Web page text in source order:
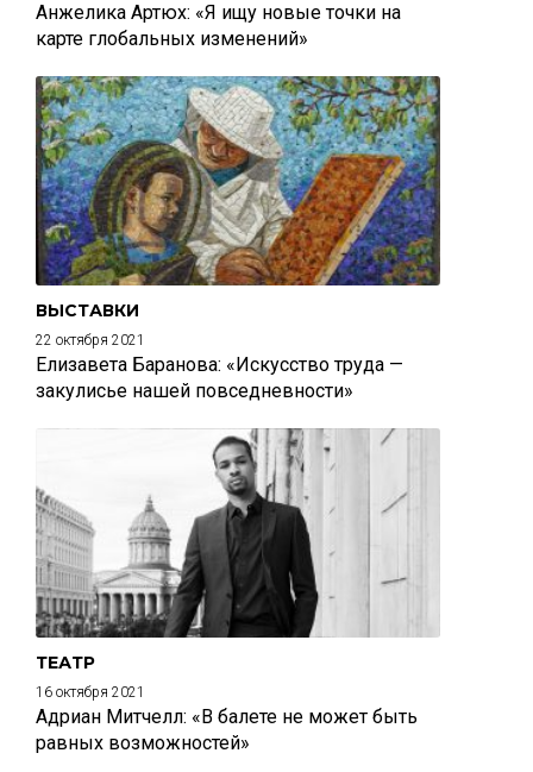
Анжелика Артюх: «Я ищу новые точки на
карте глобальных изменений»
ВЫСТАВКИ
22 октября 2021
Елизавета Баранова: «Искусство труда —
закулисье нашей повседневности»
ТЕАТР
16 октября 2021
Адриан Митчелл: «В балете не может быть
равных возможностей»